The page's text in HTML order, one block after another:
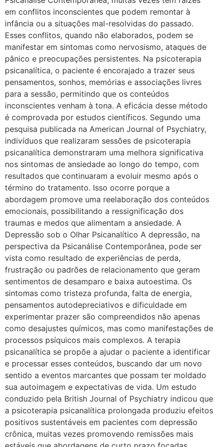
em conflitos inconscientes que podem remontar à
infância ou a situações mal-resolvidas do passado.
Esses conflitos, quando não elaborados, podem se
manifestar em sintomas como nervosismo, ataques de
pânico e preocupações persistentes. Na psicoterapia
psicanalítica, o paciente é encorajado a trazer seus
pensamentos, sonhos, memórias e associações livres
para a sessão, permitindo que os conteúdos
inconscientes venham à tona. A eficácia desse método
é comprovada por estudos científicos. Segundo uma
pesquisa publicada na American Journal of Psychiatry,
indivíduos que realizaram sessões de psicoterapia
psicanalítica demonstraram uma melhora significativa
nos sintomas de ansiedade ao longo do tempo, com
resultados que continuaram a evoluir mesmo após o
término do tratamento. Isso ocorre porque a
abordagem promove uma reelaboração dos conteúdos
emocionais, possibilitando a ressignificação dos
traumas e medos que alimentam a ansiedade. A
Depressão sob o Olhar Psicanalítico A depressão, na
perspectiva da Psicanálise Contemporânea, pode ser
vista como resultado de experiências de perda,
frustração ou padrões de relacionamento que geram
sentimentos de desamparo e baixa autoestima. Os
sintomas como tristeza profunda, falta de energia,
pensamentos autodepreciativos e dificuldade em
experimentar prazer são compreendidos não apenas
como desajustes químicos, mas como manifestações de
processos psíquicos mais complexos. A terapia
psicanalítica se propõe a ajudar o paciente a identificar
e processar esses conteúdos, buscando dar um novo
sentido a eventos marcantes que possam ter moldado
sua autoimagem e expectativas de vida. Um estudo
conduzido pela British Journal of Psychiatry indicou que
a psicoterapia psicanalítica prolongada produziu efeitos
positivos sustentáveis em pacientes com depressão
crônica, muitas vezes promovendo remissões mais